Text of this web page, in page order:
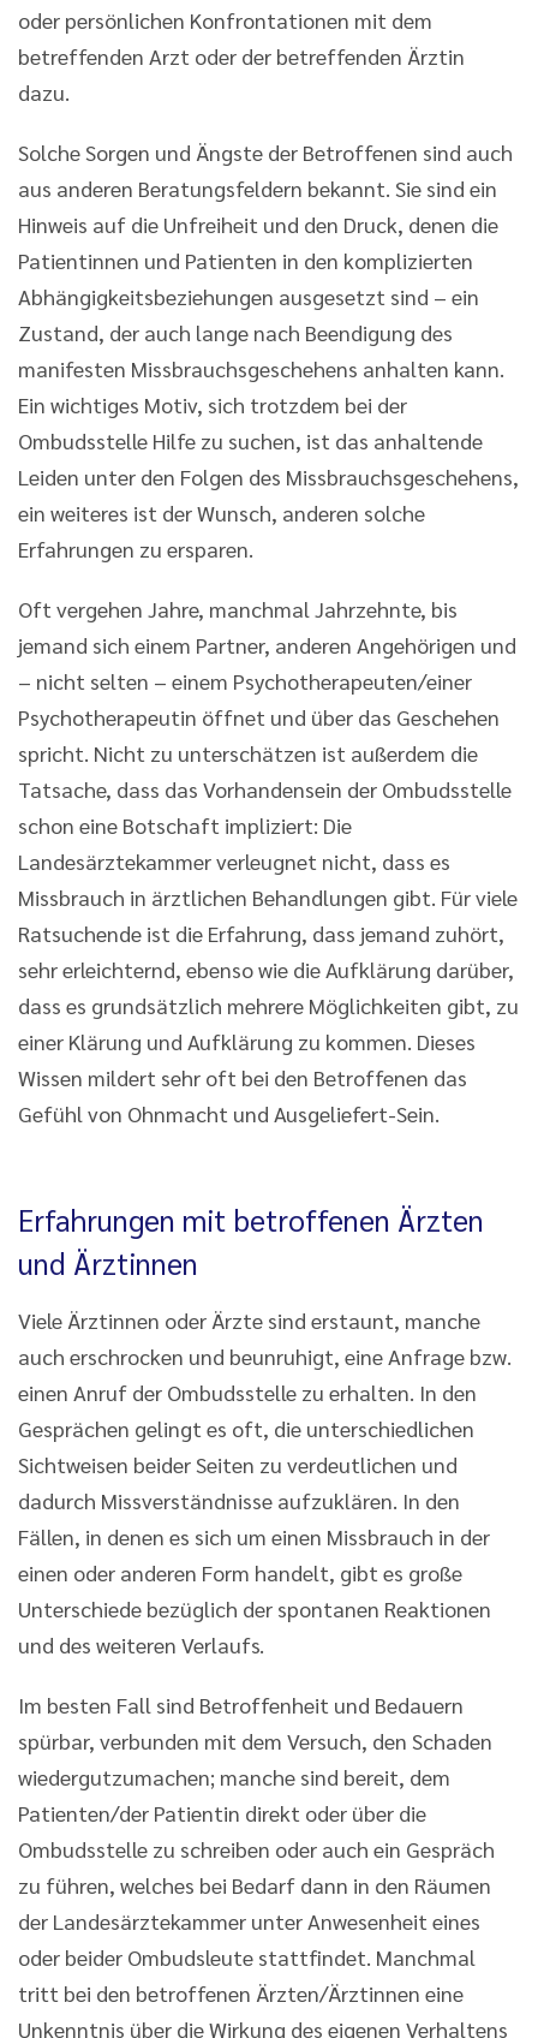
oder persönlichen Konfrontationen mit dem
betreffenden Arzt oder der betreffenden Ärztin
dazu.
Solche Sorgen und Ängste der Betroffenen sind auch
aus anderen Beratungsfeldern bekannt. Sie sind ein
Hinweis auf die Unfreiheit und den Druck, denen die
Patientinnen und Patienten in den komplizierten
Abhängigkeitsbeziehungen ausgesetzt sind – ein
Zustand, der auch lange nach Beendigung des
manifesten Missbrauchsgeschehens anhalten kann.
Ein wichtiges Motiv, sich trotzdem bei der
Ombudsstelle Hilfe zu suchen, ist das anhaltende
Leiden unter den Folgen des Missbrauchsgeschehens,
ein weiteres ist der Wunsch, anderen solche
Erfahrungen zu ersparen.
Oft vergehen Jahre, manchmal Jahrzehnte, bis
jemand sich einem Partner, anderen Angehörigen und
– nicht selten – einem Psychotherapeuten/einer
Psychotherapeutin öffnet und über das Geschehen
spricht. Nicht zu unterschätzen ist außerdem die
Tatsache, dass das Vorhandensein der Ombudsstelle
schon eine Botschaft impliziert: Die
Landesärztekammer verleugnet nicht, dass es
Missbrauch in ärztlichen Behandlungen gibt. Für viele
Ratsuchende ist die Erfahrung, dass jemand zuhört,
sehr erleichternd, ebenso wie die Aufklärung darüber,
dass es grundsätzlich mehrere Möglichkeiten gibt, zu
einer Klärung und Aufklärung zu kommen. Dieses
Wissen mildert sehr oft bei den Betroffenen das
Gefühl von Ohnmacht und Ausgeliefert-Sein.
Erfahrungen mit betroffenen Ärzten
und Ärztinnen
Viele Ärztinnen oder Ärzte sind erstaunt, manche
auch erschrocken und beunruhigt, eine Anfrage bzw.
einen Anruf der Ombudsstelle zu erhalten. In den
Gesprächen gelingt es oft, die unterschiedlichen
Sichtweisen beider Seiten zu verdeutlichen und
dadurch Missverständnisse aufzuklären. In den
Fällen, in denen es sich um einen Missbrauch in der
einen oder anderen Form handelt, gibt es große
Unterschiede bezüglich der spontanen Reaktionen
und des weiteren Verlaufs.
Im besten Fall sind Betroffenheit und Bedauern
spürbar, verbunden mit dem Versuch, den Schaden
wiedergutzumachen; manche sind bereit, dem
Patienten/der Patientin direkt oder über die
Ombudsstelle zu schreiben oder auch ein Gespräch
zu führen, welches bei Bedarf dann in den Räumen
der Landesärztekammer unter Anwesenheit eines
oder beider Ombudsleute stattfindet. Manchmal
tritt bei den betroffenen Ärzten/Ärztinnen eine
Unkenntnis über die Wirkung des eigenen Verhaltens